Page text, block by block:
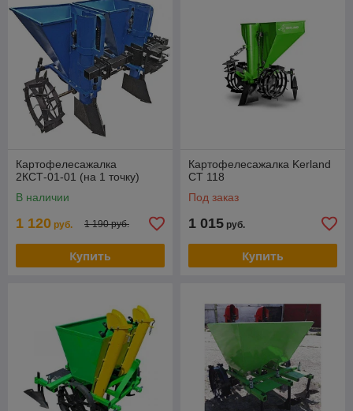
Картофелесажалка
2КСТ-01-01 (на 1 точку)
В наличии
1 120 руб. 1 190 руб.
Купить
Картофелесажалка Kerland
СТ 118
Под заказ
1 015 руб.
Купить